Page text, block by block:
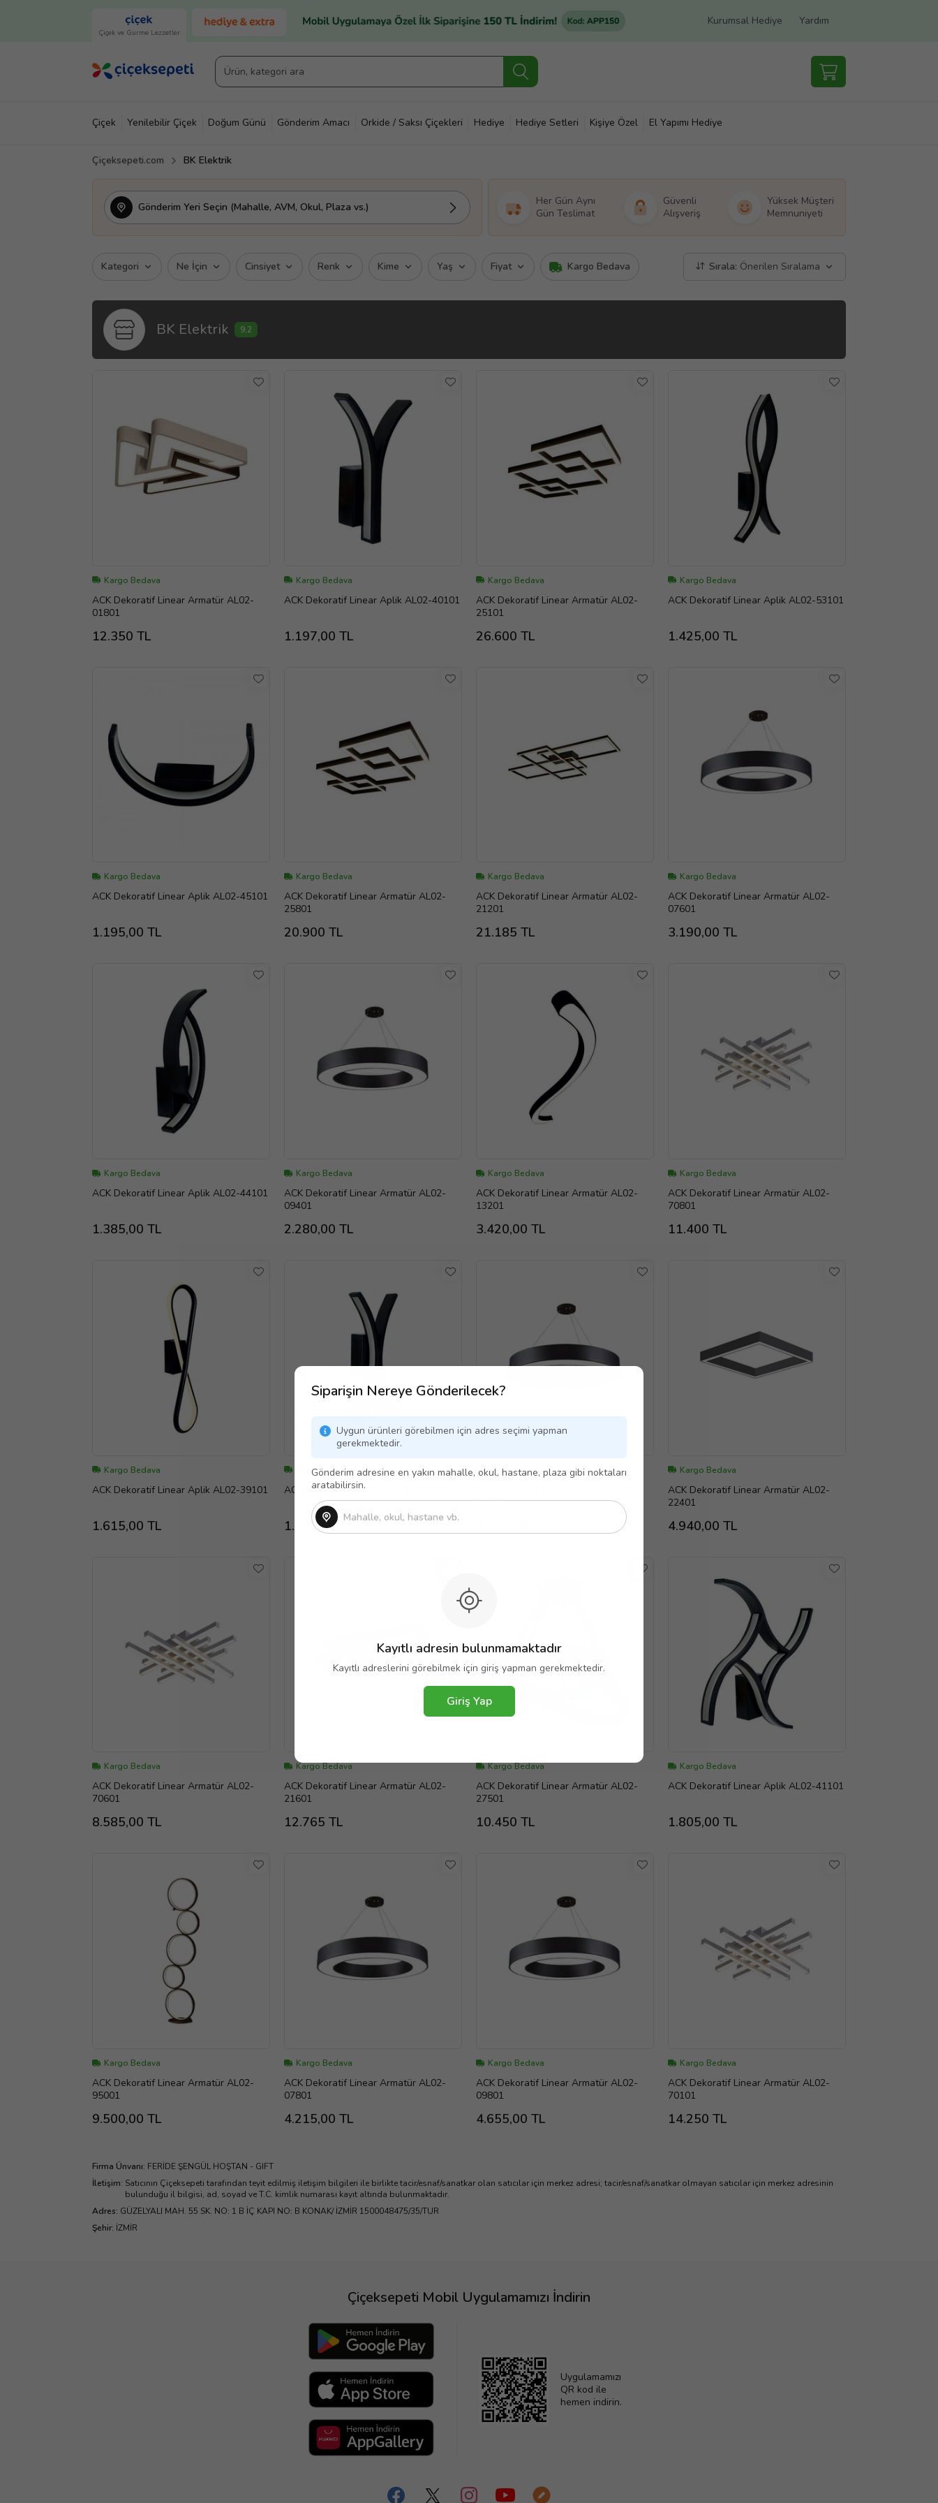
Çiçek ve Gurme Lezzetler
Kurumsal Hediye Yardım
Çiçek Yenilebilir Çiçek Doğum Günü Gönderim Amacı Orkide / Saksı Çiçekleri Hediye Hediye Setleri Kişiye Özel El Yapımı Hediye
Çiçeksepeti.com BK Elektrik
Gönderim Yeri Seçin (Mahalle, AVM, Okul, Plaza vs.)
Siparişin Nereye Gönderilecek?
Uygun ürünleri görebilmen için adres seçimi yapman
gerekmektedir.
Gönderim adresine en yakın mahalle, okul, hastane, plaza gibi noktaları
aratabilirsin.
Kayıtlı adresin bulunmamaktadır
Kayıtlı adreslerini görebilmek için giriş yapman gerekmektedir.
Giriş Yap
Her Gün Aynı
Gün Teslimat
Güvenli
Alışveriş
Yüksek Müşteri
Memnuniyeti
Kategori Ne İçin Cinsiyet Renk Kime Yaş Fiyat Kargo Bedava Sırala: Önerilen Sıralama
BK Elektrik 9,2
Kargo Bedava
ACK Dekoratif Linear Armatür AL02-
01801
12.350 TL
Kargo Bedava
ACK Dekoratif Linear Aplik AL02-40101
1.197,00 TL
Kargo Bedava
ACK Dekoratif Linear Armatür AL02-
25101
26.600 TL
Kargo Bedava
ACK Dekoratif Linear Aplik AL02-53101
1.425,00 TL
Kargo Bedava
ACK Dekoratif Linear Aplik AL02-45101
1.195,00 TL
Kargo Bedava
ACK Dekoratif Linear Armatür AL02-
25801
20.900 TL
Kargo Bedava
ACK Dekoratif Linear Armatür AL02-
21201
21.185 TL
Kargo Bedava
ACK Dekoratif Linear Armatür AL02-
07601
3.190,00 TL
Kargo Bedava
ACK Dekoratif Linear Aplik AL02-44101
1.385,00 TL
Kargo Bedava
ACK Dekoratif Linear Armatür AL02-
09401
2.280,00 TL
Kargo Bedava
ACK Dekoratif Linear Armatür AL02-
13201
3.420,00 TL
Kargo Bedava
ACK Dekoratif Linear Armatür AL02-
70801
11.400 TL
Kargo Bedava
ACK Dekoratif Linear Aplik AL02-39101
1.615,00 TL
Kargo Bedava
ACK Dekoratif Linear Aplik AL02-49101
1.425,00 TL
Kargo Bedava
09601
Kargo Bedava
ACK Dekoratif Linear Armatür AL02-
22401
4.940,00 TL
Kargo Bedava
ACK Dekoratif Linear Armatür AL02-
70601
8.585,00 TL
Kargo Bedava
ACK Dekoratif Linear Armatür AL02-
21601
12.765 TL
Kargo Bedava
ACK Dekoratif Linear Armatür AL02-
27501
10.450 TL
Kargo Bedava
ACK Dekoratif Linear Aplik AL02-41101
1.805,00 TL
Kargo Bedava
ACK Dekoratif Linear Armatür AL02-
95001
9.500,00 TL
Kargo Bedava
ACK Dekoratif Linear Armatür AL02-
07801
4.215,00 TL
Kargo Bedava
ACK Dekoratif Linear Armatür AL02-
09801
4.655,00 TL
Kargo Bedava
ACK Dekoratif Linear Armatür AL02-
70101
14.250 TL
Firma Ünvanı: FERİDE ŞENGÜL HOŞTAN - GIFT
İletişim: Satıcının Çiçeksepeti tarafından teyit edilmiş iletişim bilgileri ile birlikte tacir/esnaf/sanatkar olan satıcılar için merkez adresi; tacir/esnaf/sanatkar olmayan satıcılar için merkez adresinin
bulunduğu il bilgisi, ad, soyad ve T.C. kimlik numarası kayıt altında bulunmaktadır.
Adres: GÜZELYALI MAH. 55 SK. NO: 1 B İÇ KAPI NO: B KONAK/ İZMİR 1500048475/35/TUR
Şehir: İZMİR
Çiçeksepeti Mobil Uygulamamızı İndirin
Uygulamamızı
QR kod ile
hemen indirin.